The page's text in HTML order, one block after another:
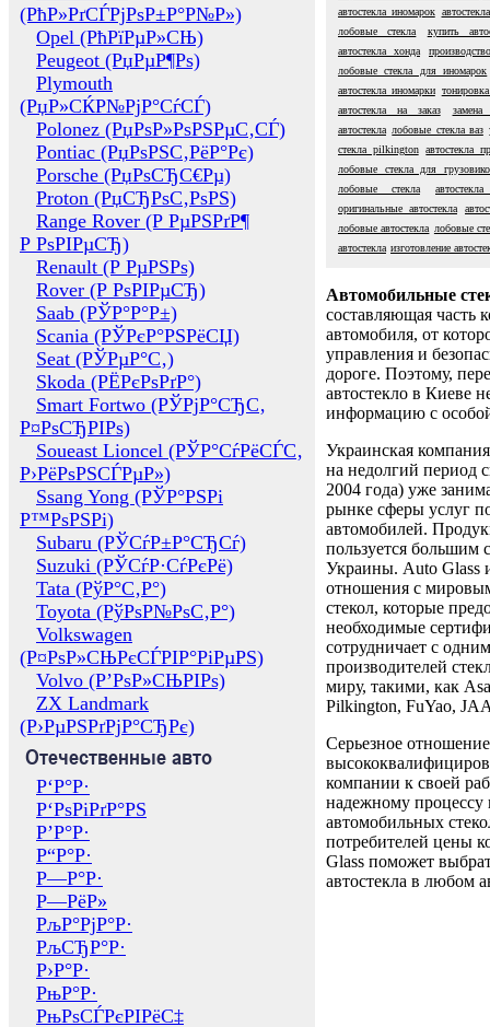
(РћР»РґСЃРјРѕР±Р°Р№Р»)
Opel (РћРїРµР»СЊ)
Peugeot (РџРµР¶Рѕ)
Plymouth
(РџР»СЌР№РјР°СѓСЃ)
Polonez (РџРѕР»РѕРЅРµС‚СЃ)
Pontiac (РџРѕРЅС‚РёР°Рє)
Porsche (РџРѕСЂС€Рµ)
Proton (РџСЂРѕС‚РѕРЅ)
Range Rover (Р РµРЅРґР¶
Р РѕРІРµСЂ)
Renault (Р РµРЅРѕ)
Rover (Р РѕРІРµСЂ)
Saab (РЎР°Р°Р±)
Scania (РЎРєР°РЅРёСЏ)
Seat (РЎРµР°С‚)
Skoda (РЁРєРѕРґР°)
Smart Fortwo (РЎРјР°СЂС‚
Р¤РѕСЂРІРѕ)
Soueast Lioncel (РЎР°СѓРёСЃС‚
Р›РёРѕРЅСЃРµР»)
Ssang Yong (РЎР°РЅРі
Р™РѕРЅРі)
Subaru (РЎСѓР±Р°СЂСѓ)
Suzuki (РЎСѓР·СѓРєРё)
Tata (РўР°С‚Р°)
Toyota (РўРѕР№РѕС‚Р°)
Volkswagen
(Р¤РѕР»СЊРєСЃРІР°РіРµРЅ)
Volvo (Р’РѕР»СЊРІРѕ)
ZX Landmark
(Р›РµРЅРґРјР°СЂРє)
Отечественные авто
Р‘Р°Р·
Р‘РѕРіРґР°РЅ
Р’Р°Р·
Р“Р°Р·
Р—Р°Р·
Р—РёР»
РљР°РјР°Р·
РљСЂР°Р·
Р›Р°Р·
РњР°Р·
РњРѕСЃРєРІРёС‡
автостекла иномарок
лобовые стекла
купить
автостекла хонда
лобовые стекла для иномарок
автостекла иномарки
автостекла на заказ
замена
автостекла лобовые стекла ваз
стекла pilkington
автостекла
лобовые стекла для
лобовые стекла
оригинальные автостекла
лобовые автостекла лобовые
автостекла изготовление
Автомобильные
составляющая часть
автомобиля, от
управления и
дороге. Поэтому,
автостекло в Киеве
информацию с
Украинская
на недолгий период
2004 года) уже
рынке сферы услуг
автомобилей.
пользуется большим
Украины. Auto Glass
отношения с
стекол, которые
необходимые
сотрудничает с
производителей
миру, такими, как
Pilkington, FuYao,
Серьезное отношение
компании к своей
надежному процессу
автомобильных
потребителей цены
Glass поможет
автостекла в любом